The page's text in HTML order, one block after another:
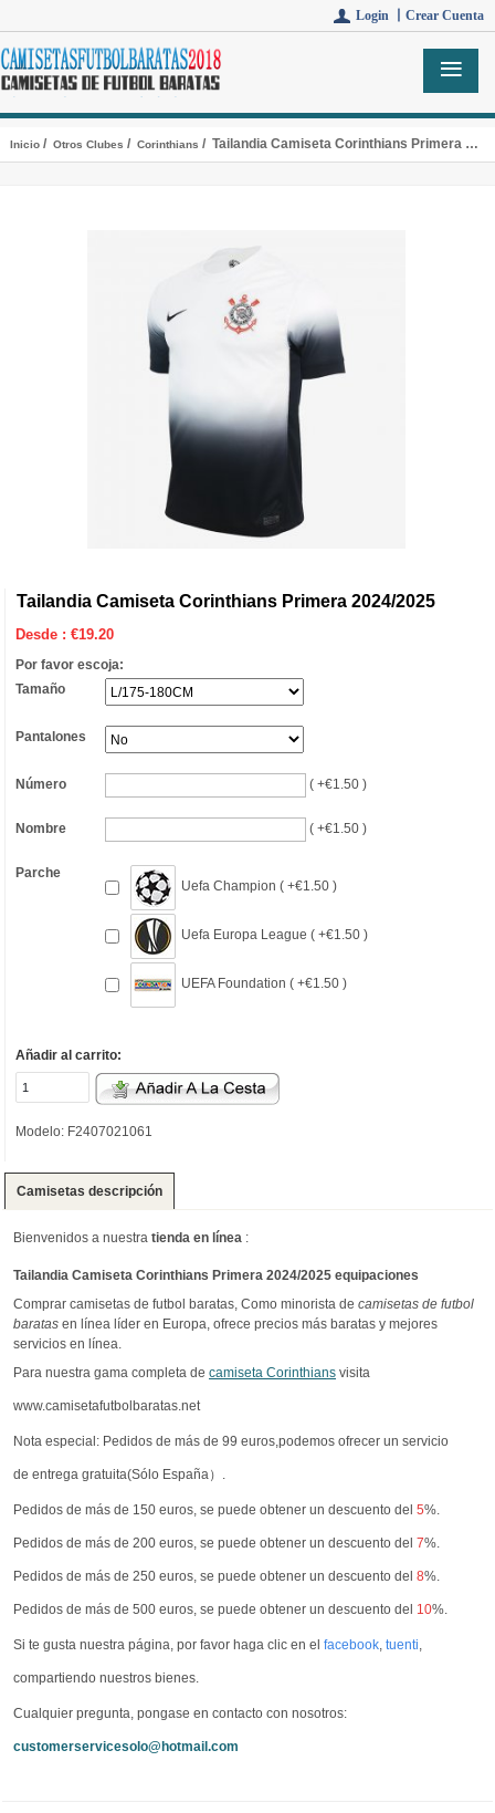
Login 丨 Crear Cuenta
Inicio/ Otros Clubes / Corinthians / Tailandia Camiseta Corinthians Primera 2024/2025
Tailandia Camiseta Corinthians Primera 2024/2025
Desde :€19.20
Por favor escoja:
Tamaño
Pantalones
Número ( +€1.50 )
Nombre ( +€1.50 )
Parche
Uefa Champion ( +€1.50 )
Uefa Europa League ( +€1.50 )
UEFA Foundation ( +€1.50 )
Añadir al carrito:
Modelo: F2407021061
Camisetas descripción
Bienvenidos a nuestra tienda en línea :
Tailandia Camiseta Corinthians Primera 2024/2025 equipaciones
Comprar camisetas de futbol baratas, Como minorista de camisetas de futbol
baratas en línea líder en Europa, ofrece precios más baratas y mejores
servicios en línea.
Para nuestra gama completa de camiseta Corinthians visita
www.camisetafutbolbaratas.net
Nota especial: Pedidos de más de 99 euros,podemos ofrecer un servicio
de entrega gratuita(Sólo España）.
Pedidos de más de 150 euros, se puede obtener un descuento del 5%.
Pedidos de más de 200 euros, se puede obtener un descuento del 7%.
Pedidos de más de 250 euros, se puede obtener un descuento del 8%.
Pedidos de más de 500 euros, se puede obtener un descuento del 10%.
Si te gusta nuestra página, por favor haga clic en el facebook, tuenti,
compartiendo nuestros bienes.
Cualquier pregunta, pongase en contacto con nosotros:
customerservicesolo@hotmail.com